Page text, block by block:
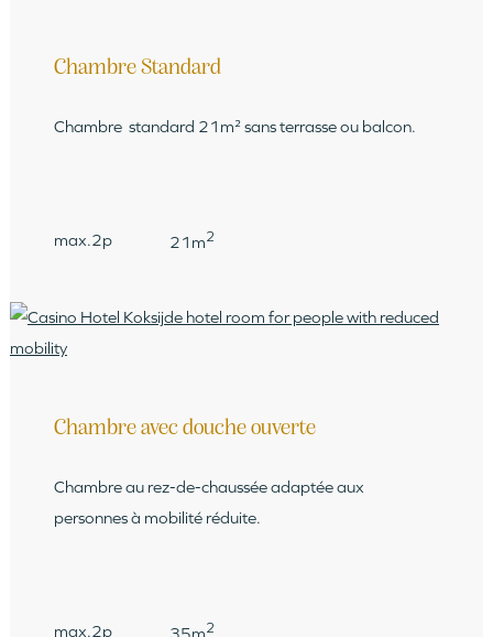
Chambre Standard
Chambre standard 21m² sans terrasse ou balcon.
max.2p 21m2
Chambre avec douche ouverte
Chambre au rez-de-chaussée adaptée aux
personnes à mobilité réduite.
max.2p 2